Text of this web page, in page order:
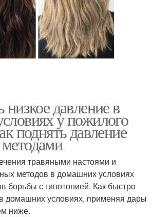
давление в
у пожилого
поднять давление
травяными настоями и
методов в домашних условиях
борьбы с гипотонией. Как быстро
домашних условиях, применяя дары
ниже.